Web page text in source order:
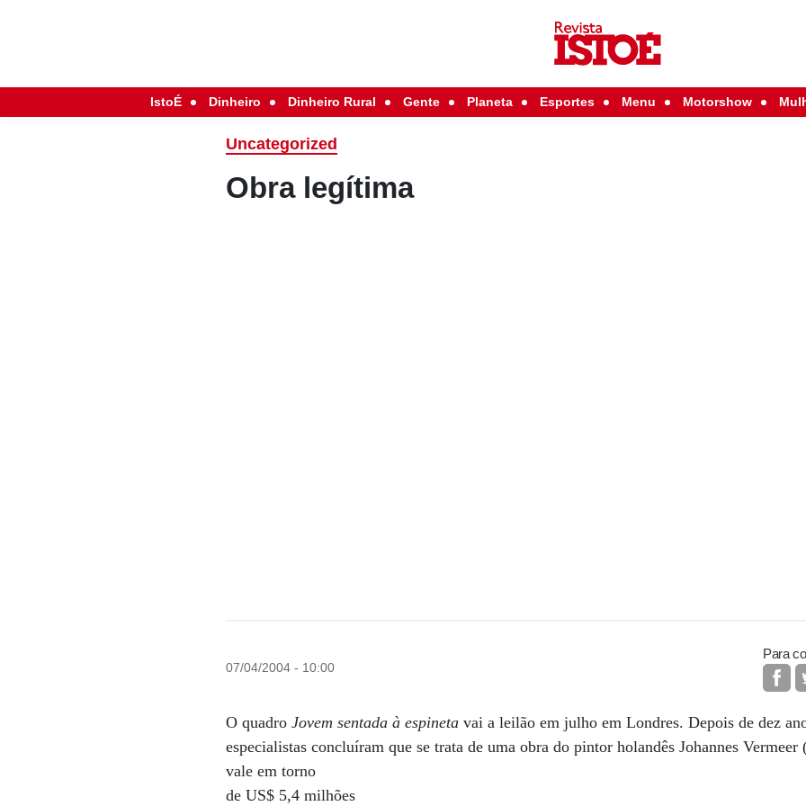
IstoÉ Dinheiro Dinheiro Rural Gente Planeta Esportes Menu Motorshow
Uncategorized
Obra legítima
07/04/2004 - 10:00
Para
O quadroJovem sentada à espineta vai a leilão em julho em Londres. Depois de dez
especialistas concluíram que se trata de uma obra do pintor holandês Johannes
vale em torno
de US$ 5,4 milhões